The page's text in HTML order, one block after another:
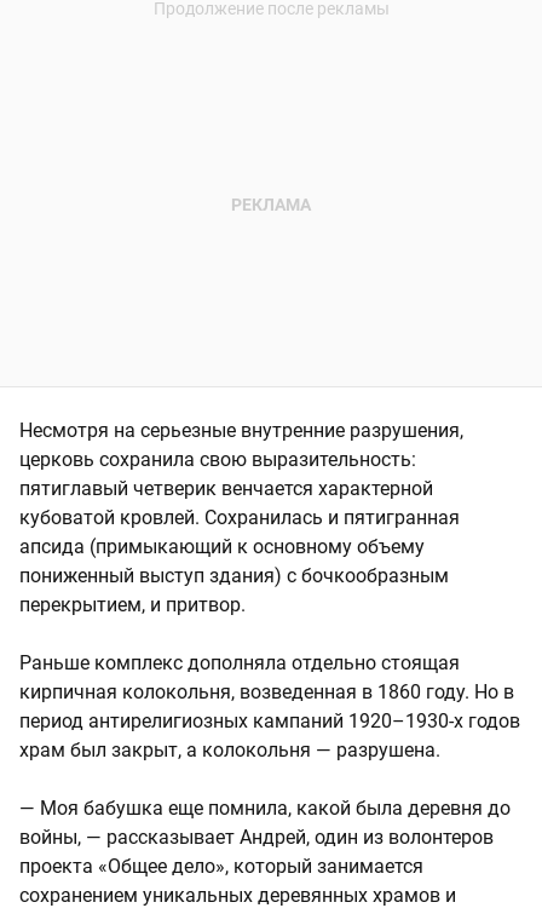
Несмотря на серьезные внутренние разрушения,
церковь сохранила свою выразительность:
пятиглавый четверик венчается характерной
кубоватой кровлей. Сохранилась и пятигранная
апсида (примыкающий к основному объему
пониженный выступ здания) с бочкообразным
перекрытием, и притвор.
Раньше комплекс дополняла отдельно стоящая
кирпичная колокольня, возведенная в 1860 году. Но в
период антирелигиозных кампаний 1920–1930-х годов
храм был закрыт, а колокольня — разрушена.
— Моя бабушка еще помнила, какой была деревня до
войны, — рассказывает Андрей, один из волонтеров
проекта «Общее дело», который занимается
сохранением уникальных деревянных храмов и